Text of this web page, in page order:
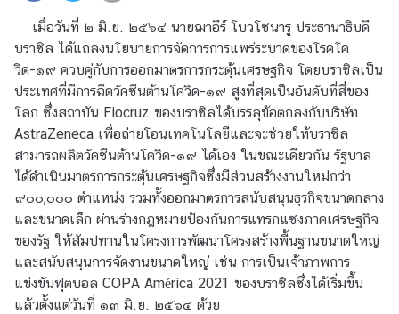
บ
เ
ร
า
ข้
อ
มู
ล
ร
า
ย
ป
เมื่อวันที่ ๒ มิ.ย. ๒๕๖๔ นายฌาอีร์ โบวโซนารู ประธานาธิบดี
บราซิล ได้แถลงนโยบายการจัดการการแพร่ระบาดของโรคโค
วิด-๑๙ ควบคู่กับการออกมาตรการกระตุ้นเศรษฐกิจ โดยบราซิลเป็น
ประเทศที่มีการฉีดวัคซีนต้านโควิด-๑๙ สูงที่สุดเป็นอันดับที่สี่ของ
โลก ซึ่งสถาบัน Fiocruz ของบราซิลได้บรรลุข้อตกลงกับบริษัท
AstraZeneca เพื่อถ่ายโอนเทคโนโลยีและจะช่วยให้บราซิล
สามารถผลิตวัคซีนต้านโควิด-๑๙ ได้เอง ในขณะเดียวกัน รัฐบาล
ได้ดำเนินมาตรการกระตุ้นเศรษฐกิจซึ่งมีส่วนสร้างงานใหม่กว่า
๙๐๐,๐๐๐ ตำแหน่ง รวมทั้งออกมาตรการสนับสนุนธุรกิจขนาดกลาง
และขนาดเล็ก ผ่านร่างกฎหมายป้องกันการแทรกแซงภาคเศรษฐกิจ
ของรัฐ ให้สัมปทานในโครงการพัฒนาโครงสร้างพื้นฐานขนาดใหญ่
และสนับสนุนการจัดงานขนาดใหญ่ เช่น การเป็นเจ้าภาพการ
แข่งขันฟุตบอล COPA América 2021 ของบราซิลซึ่งได้เริ่มขึ้น
แล้วตั้งแต่วันที่ ๑๓ มิ.ย. ๒๕๖๔ ด้วย